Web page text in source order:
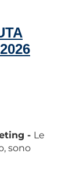
- Le
sono